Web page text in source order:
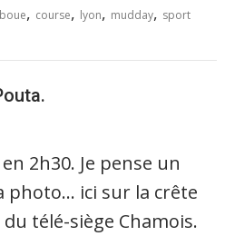
boue, course, lyon, mudday, sport
2h30. Je pense un
photo… ici sur la crête
télé-siège Chamois.